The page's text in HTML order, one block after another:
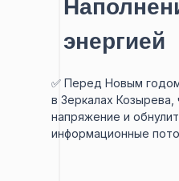
энергией
✅ Перед Новым
в Зеркалах Козырева,
напряжение и
информационные